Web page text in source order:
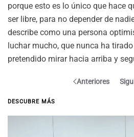
porque esto es lo único que hace
ser libre, para no depender de
describe como una persona
luchar mucho, que nunca ha
pretendido mirar hacia arriba y
Anteriores
DESCUBRE MÁS